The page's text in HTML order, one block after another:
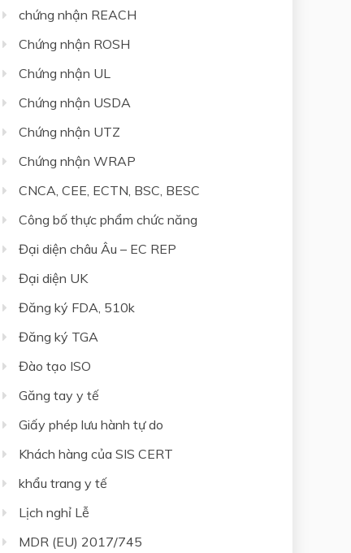
chứng nhận REACH
Chứng nhận ROSH
Chứng nhận UL
Chứng nhận USDA
Chứng nhận UTZ
Chứng nhận WRAP
CNCA, CEE, ECTN, BSC, BESC
Công bố thực phẩm chức năng
Đại diện châu Âu – EC REP
Đại diện UK
Đăng ký FDA, 510k
Đăng ký TGA
Đào tạo ISO
Găng tay y tế
Giấy phép lưu hành tự do
Khách hàng của SIS CERT
khẩu trang y tế
Lịch nghỉ Lễ
MDR (EU) 2017/745